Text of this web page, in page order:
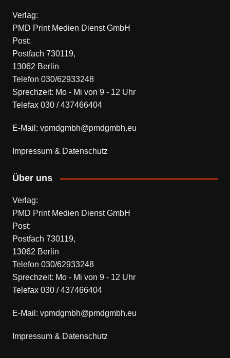
Verlag:
PMD Print Medien Dienst GmbH
Post:
Postfach 730119,
13062 Berlin
Telefon 030/62933248
Sprechzeit: Mo - Mi von 9 - 12 Uhr
Telefax 030 / 437466404
E-Mail: vpmdgmbh@pmdgmbh.eu
Impressum & Datenschutz
Über uns
Verlag:
PMD Print Medien Dienst GmbH
Post:
Postfach 730119,
13062 Berlin
Telefon 030/62933248
Sprechzeit: Mo - Mi von 9 - 12 Uhr
Telefax 030 / 437466404
E-Mail: vpmdgmbh@pmdgmbh.eu
Impressum & Datenschutz